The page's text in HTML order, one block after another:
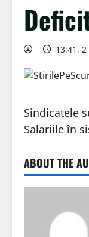
13:41,
Sindicatele
Salariile în
ABOUT THE